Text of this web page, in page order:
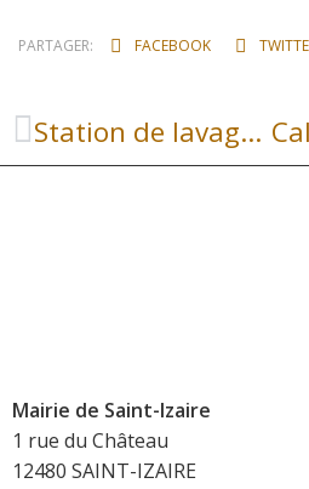
PARTAGER: FACEBOOK
Station de lavage de vélo
Mairie de Saint-Izaire
1 rue du Château
12480 SAINT-IZAIRE